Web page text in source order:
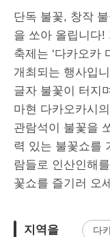
단독 불꽃, 창작
을 쏘아 올립니다!
축제는 ‘다카오카
개최되는 행사입
글자 불꽃이 터지
마현 다카오카시
관람석이 불꽃을
력 있는 불꽃쇼를
람들로 인산인해
꽃쇼를 즐기러 오
지역을 다